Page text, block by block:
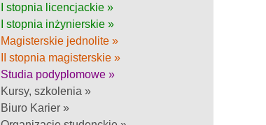
I stopnia licencjackie »
I stopnia inżynierskie »
Magisterskie jednolite »
II stopnia magisterskie »
Studia podyplomowe »
Kursy, szkolenia »
Biuro Karier »